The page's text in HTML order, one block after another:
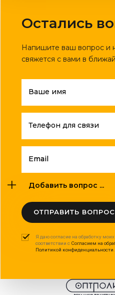
Остались
Напишите ваш вопрос и
свяжется с вами в
Ваше имя
Телефон для связи
Email
Добавить вопрос ...
ОТПРАВИТЬ ВОПРОС
Я даю согласие на обработку
соответствии с Согласием на
Политикой конфиденциальности